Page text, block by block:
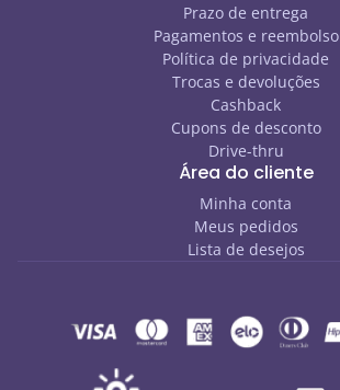
Prazo de entrega
Pagamentos e reembolso
Política de privacidade
Trocas e devoluções
Cashback
Cupons de desconto
Drive-thru
Área do cliente
Minha conta
Meus pedidos
Lista de desejos